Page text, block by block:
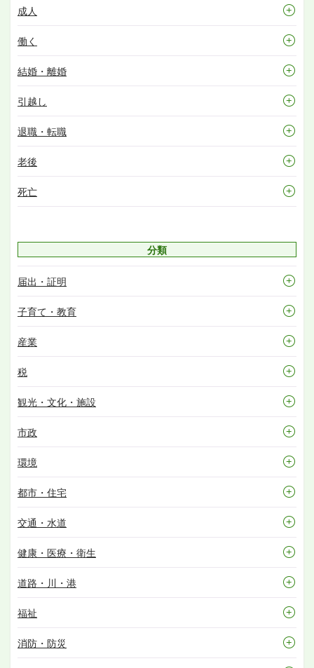
成人
働く
結婚・離婚
引越し
退職・転職
老後
死亡
分類
届出・証明
子育て・教育
産業
税
観光・文化・施設
市政
環境
都市・住宅
交通・水道
健康・医療・衛生
道路・川・港
福祉
消防・防災